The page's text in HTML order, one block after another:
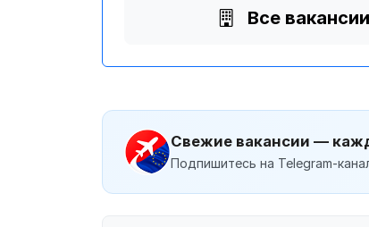
Все
Свежие вакансии —
Подпишитесь на Telegram-